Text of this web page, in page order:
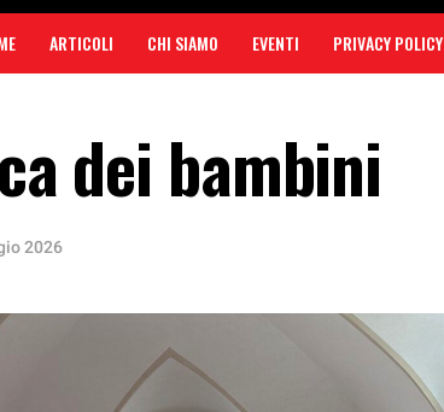
ARTICOLI CHI SIAMO EVENTI PRIVACY POLICY
dei bambini
2026